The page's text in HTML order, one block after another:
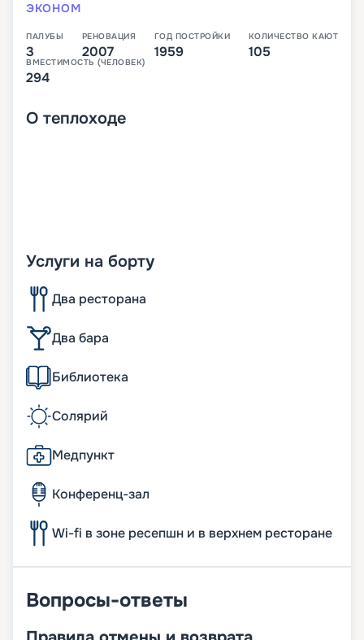
ЭКОНОМ
ПАЛУБЫ
3
РЕНОВАЦИЯ
2007
ГОД ПОСТРОЙКИ
1959
КОЛИЧЕСТВО КАЮТ
105
ВМЕСТИМОСТЬ (ЧЕЛОВЕК)
294
О теплоходе
Услуги на борту
Два ресторана
Два бара
Библиотека
Солярий
Медпункт
Конференц-зал
Wi-fi в зоне ресепшн и в верхнем ресторане
Вопросы-ответы